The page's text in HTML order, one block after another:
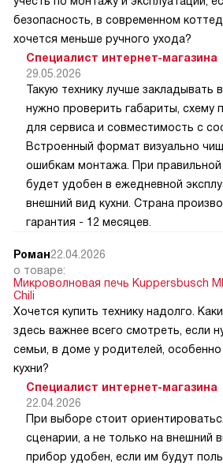
безопасность, в современном
хочется меньше ручного ухода?
Специалист интернет-магазина
29.05.2026
Такую технику лучше закладывать
нужно проверить габариты, схему
для сервиса и совместимость с
Встроенный формат визуально
ошибкам монтажа. При правильной
будет удобен в ежедневной
внешний вид кухни. Страна
гарантия - 12 месяцев.
Роман22.04.2026
о товаре:
Микроволновая печь Kuppersbusch
Chili
Хочется купить технику надолго.
здесь важнее всего смотреть, если
семьи, в доме у родителей,
кухни?
Специалист интернет-магазина
22.04.2026
При выборе стоит
сценарии, а не только на внешний
прибор удобен, если им будут